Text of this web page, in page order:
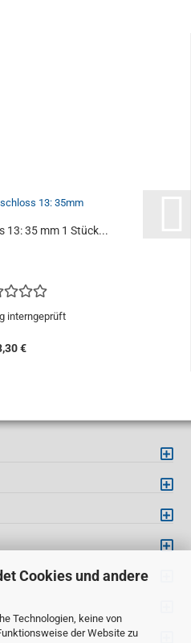
Cookies und andere
Technologien, keine von
der Website zu
13: 35 mm 1 Stück...
interngeprüft
€